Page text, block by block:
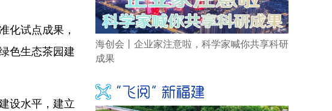
试点成果，
色生态茶园建
设水平，建立